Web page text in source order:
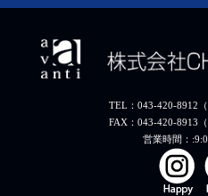
TEL：043-420-8912
FAX：043-420-8913
営業時間：